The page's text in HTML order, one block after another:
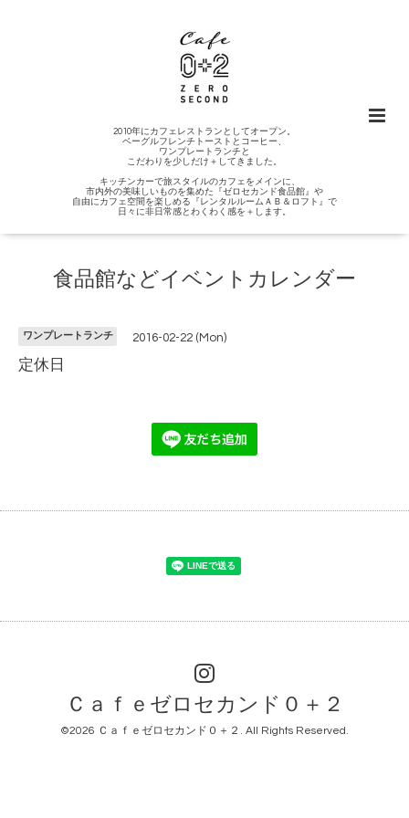
2010年にカフェレストランとしてオープン。
ベーグルフレンチトーストとコーヒー、
ワンプレートランチと
こだわりを少しだけ＋してきました。
キッチンカーで旅スタイルのカフェをメインに、
市内外の美味しいものを集めた『ゼロセカンド食品館』や
自由にカフェ空間を楽しめる『レンタルルームＡＢ＆ロフト』で
日々に非日常感とわくわく感を＋します。
食品館などイベントカレンダー
ワンプレートランチ 2016-02-22 (Mon)
定休日
Ｃａｆｅゼロセカンド０＋２
©2026 Ｃａｆｅゼロセカンド０＋２ . All Rights Reserved.